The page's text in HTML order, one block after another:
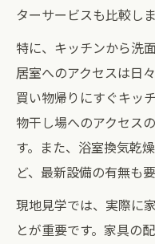
ターサービスも比較しま
特に、キッチンから洗
居室へのアクセスは日
買い物帰りにすぐキッ
物干し場へのアクセス
す。また、浴室換気乾
ど、最新設備の有無も
現地見学では、実際に
とが重要です。家具の